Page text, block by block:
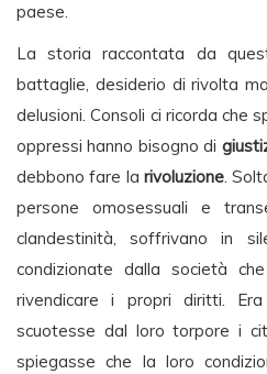
paese.
La storia raccontata da
battaglie, desiderio di rivolta
delusioni. Consoli ci ricorda che
oppressi hanno bisogno di
debbono fare la rivoluzione.
persone omosessuali e
clandestinità, soffrivano in
condizionate dalla società
rivendicare i propri diritti.
scuotesse dal loro torpore i
spiegasse che la loro